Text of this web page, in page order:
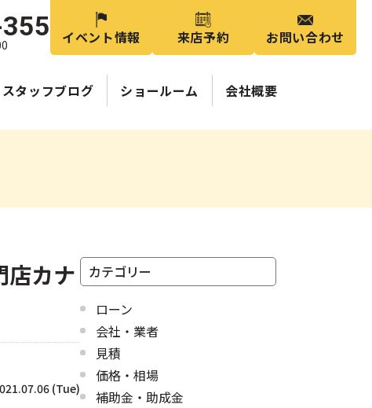
イベント情報 来店予約 お問い合わせ
スタッフブログ ショールーム 会社概要
店カナ
(Tue)
カテゴリー
ローン
会社・業者
見積
価格・相場
補助金・助成金